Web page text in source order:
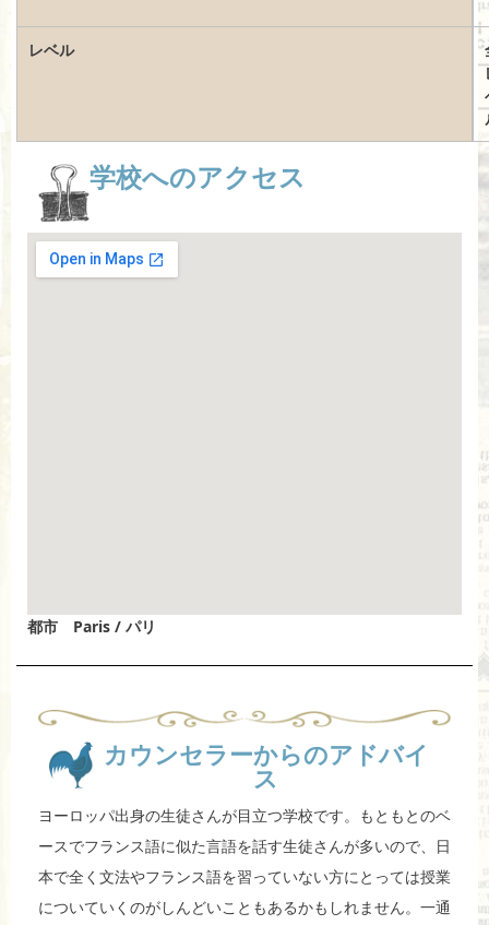
レベル
学校へのアクセス
都市 Paris / パリ
カウンセラーからのアドバイ
ス
ヨーロッパ出身の生徒さんが目立つ学校です。もともとのベ
ースでフランス語に似た言語を話す生徒さんが多いので、日
本で全く文法やフランス語を習っていない方にとっては授業
についていくのがしんどいこともあるかもしれません。一通